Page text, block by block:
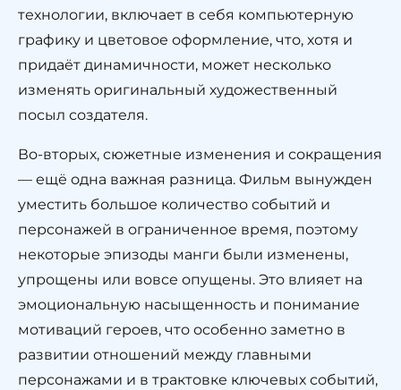
технологии, включает в себя компьютерную
графику и цветовое оформление, что, хотя и
придаёт динамичности, может несколько
изменять оригинальный художественный
посыл создателя.
Во-вторых, сюжетные изменения и сокращения
— ещё одна важная разница. Фильм вынужден
уместить большое количество событий и
персонажей в ограниченное время, поэтому
некоторые эпизоды манги были изменены,
упрощены или вовсе опущены. Это влияет на
эмоциональную насыщенность и понимание
мотиваций героев, что особенно заметно в
развитии отношений между главными
персонажами и в трактовке ключевых событий,